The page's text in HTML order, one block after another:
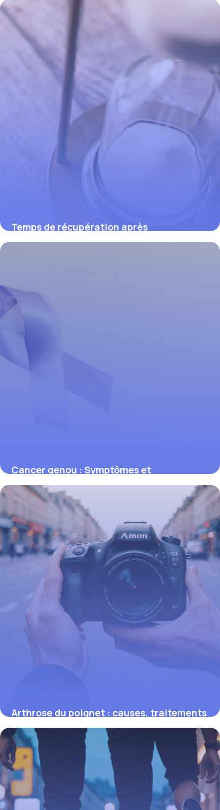
9 avril 2026
Temps de récupération après
arthroscopie du genou : ce que vous
Cancer genou : Symptômes et
traitements
1 décembre 2025
Arthrose du poignet : causes, traitements
et astuces pour améliorer la mobilité
9 octobre 2025